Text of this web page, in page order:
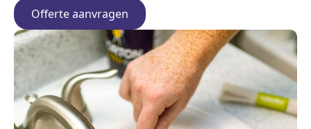
Offerte aanvragen